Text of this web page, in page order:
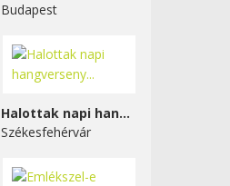
Budapest
Halottak napi hangverseny...
Székesfehérvár